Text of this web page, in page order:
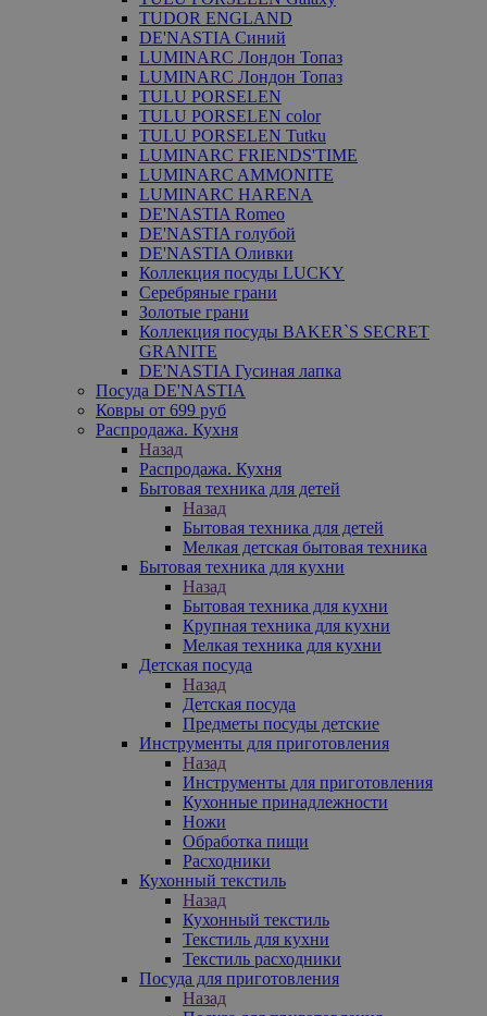
TUDOR ENGLAND
DE'NASTIA Синий
LUMINARC Лондон Топаз
LUMINARC Лондон Топаз
TULU PORSELEN
TULU PORSELEN color
TULU PORSELEN Tutku
LUMINARC FRIENDS'TIME
LUMINARC AMMONITE
LUMINARC HARENA
DE'NASTIA Romeo
DE'NASTIA голубой
DE'NASTIA Оливки
Коллекция посуды LUCKY
Серебряные грани
Золотые грани
Коллекция посуды BAKER`S SECRET
GRANITE
DE'NASTIA Гусиная лапка
Посуда DE'NASTIA
Ковры от 699 руб
Распродажа. Кухня
Назад
Распродажа. Кухня
Бытовая техника для детей
Назад
Бытовая техника для детей
Мелкая детская бытовая техника
Бытовая техника для кухни
Назад
Бытовая техника для кухни
Крупная техника для кухни
Мелкая техника для кухни
Детская посуда
Назад
Детская посуда
Предметы посуды детские
Инструменты для приготовления
Назад
Инструменты для приготовления
Кухонные принадлежности
Ножи
Обработка пищи
Расходники
Кухонный текстиль
Назад
Кухонный текстиль
Текстиль для кухни
Текстиль расходники
Посуда для приготовления
Назад